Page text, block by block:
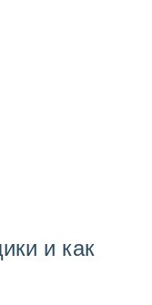
и как